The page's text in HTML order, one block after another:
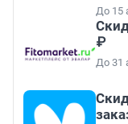
До 15
₽
До 31